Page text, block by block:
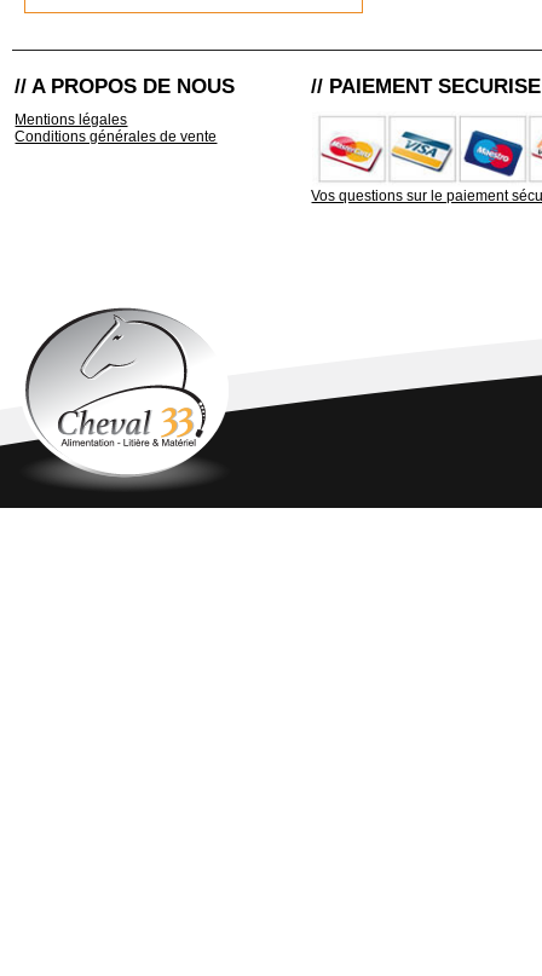
// A PROPOS DE NOUS
Mentions légales
Conditions générales de vente
// PAIEMENT SECURISE
Vos questions sur le paiement